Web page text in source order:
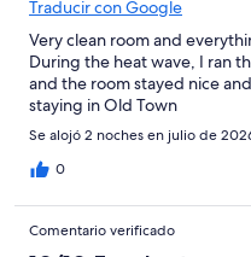
Traducir con Google
Very clean room and
During the heat wave, I ran
and the room stayed nice
staying in Old Town
Se alojó 2 noches en julio de
0
Comentario verificado